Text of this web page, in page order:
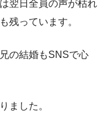
翌日全員の声が枯れ
残っています。
の結婚もSNSで心
ました。